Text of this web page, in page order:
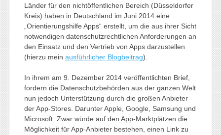
Länder für den nichtöffentlichen Bereich (Düsseldorfer
Kreis) haben in Deutschland im Juni 2014 eine
„Orientierungshilfe Apps“ erstellt, um die aus ihrer Sicht
notwendigen datenschutzrechtlichen Anforderungen an
den Einsatz und den Vertrieb von Apps darzustellen
(hierzu mein ausführlicher Blogbeitrag).
In ihrem am 9. Dezember 2014 veröffentlichten Brief,
fordern die Datenschutzbehörden aus der ganzen Welt
nun jedoch Unterstützung durch die großen Anbieter
der App-Stores. Darunter Apple, Google, Samsung und
Microsoft. Zwar würde auf den App-Marktplätzen die
Möglichkeit für App-Anbieter bestehen, einen Link zu